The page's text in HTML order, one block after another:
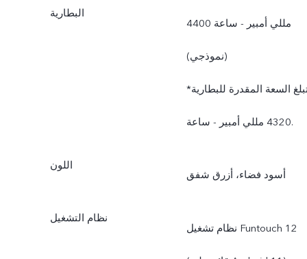
البطارية
4400 مللي أمبير - ساعة
(نموذجي)
*تبلغ السعة المقدرة للبطارية
4320 مللي أمبير - ساعة.
اللون
أسود فضاء، أزرق شفق
نظام التشغيل
نظام تشغيل Funtouch 12